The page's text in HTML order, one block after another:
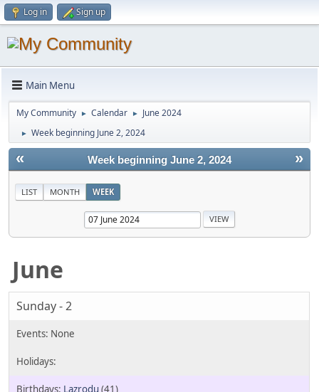
Log in Sign up
Main Menu
My Community ► Calendar ► June 2024
► Week beginning June 2, 2024
« »
Week beginning June 2, 2024
LIST MONTH WEEK
June
Sunday - 2
Lazrodu (41)